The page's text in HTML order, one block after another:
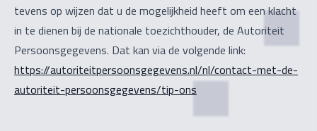
tevens op wijzen dat u de mogelijkheid heeft om een klacht
in te dienen bij de nationale toezichthouder, de Autoriteit
Persoonsgegevens. Dat kan via de volgende link:
https://autoriteitpersoonsgegevens.nl/nl/contact-met-de-
autoriteit-persoonsgegevens/tip-ons